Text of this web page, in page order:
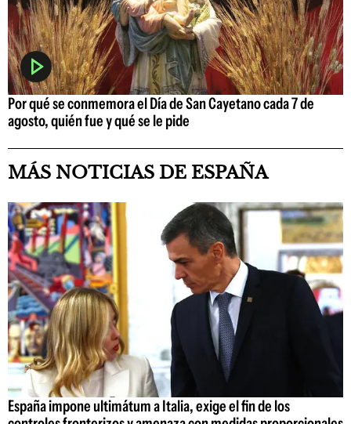
Por qué se conmemora el Día de San Cayetano cada 7 de
agosto, quién fue y qué se le pide
MÁS NOTICIAS DE ESPAÑA
España impone ultimátum a Italia, exige el fin de los